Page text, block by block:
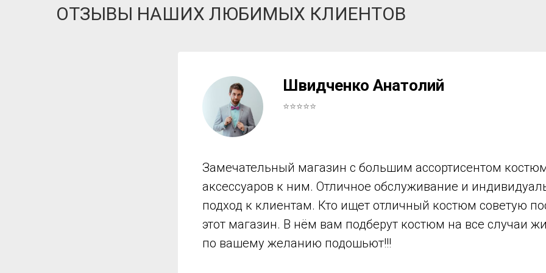
ОТЗЫВЫ НАШИХ ЛЮБИМЫХ КЛИЕНТОВ
Швидченко Анатолий
⭐⭐⭐⭐⭐
Замечательный магазин с большим ассортисентом
аксессуаров к ним. Отличное обслуживание и
подход к клиентам. Кто ищет отличный костюм советую
этот магазин. В нём вам подберут костюм на все случаи
по вашему желанию подошьют!!!